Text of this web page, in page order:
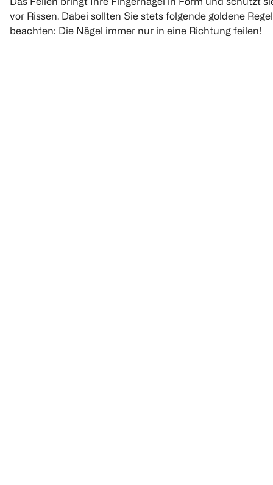
vor Rissen. Dabei sollten Sie stets folgende goldene Regel
beachten: Die Nägel immer nur in eine Richtung feilen!